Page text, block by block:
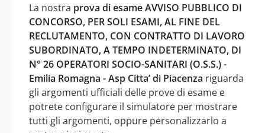
La nostra prova di esame AVVISO PUBBLICO DI
CONCORSO, PER SOLI ESAMI, AL FINE DEL
RECLUTAMENTO, CON CONTRATTO DI LAVORO
SUBORDINATO, A TEMPO INDETERMINATO, DI
N° 26 OPERATORI SOCIO-SANITARI (O.S.S.) -
Emilia Romagna - Asp Citta’ di Piacenza riguarda
gli argomenti ufficiali delle prove di esame e
potrete configurare il simulatore per mostrare
tutti gli argomenti, oppure personalizzarlo a